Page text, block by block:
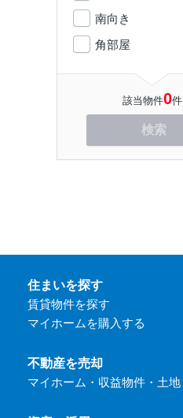
南向き
角部屋
該当物件0件
検索
住まいを探す
賃貸物件を探す
マイホームを購入する
不動産を売却
マイホーム・収益物件・土地